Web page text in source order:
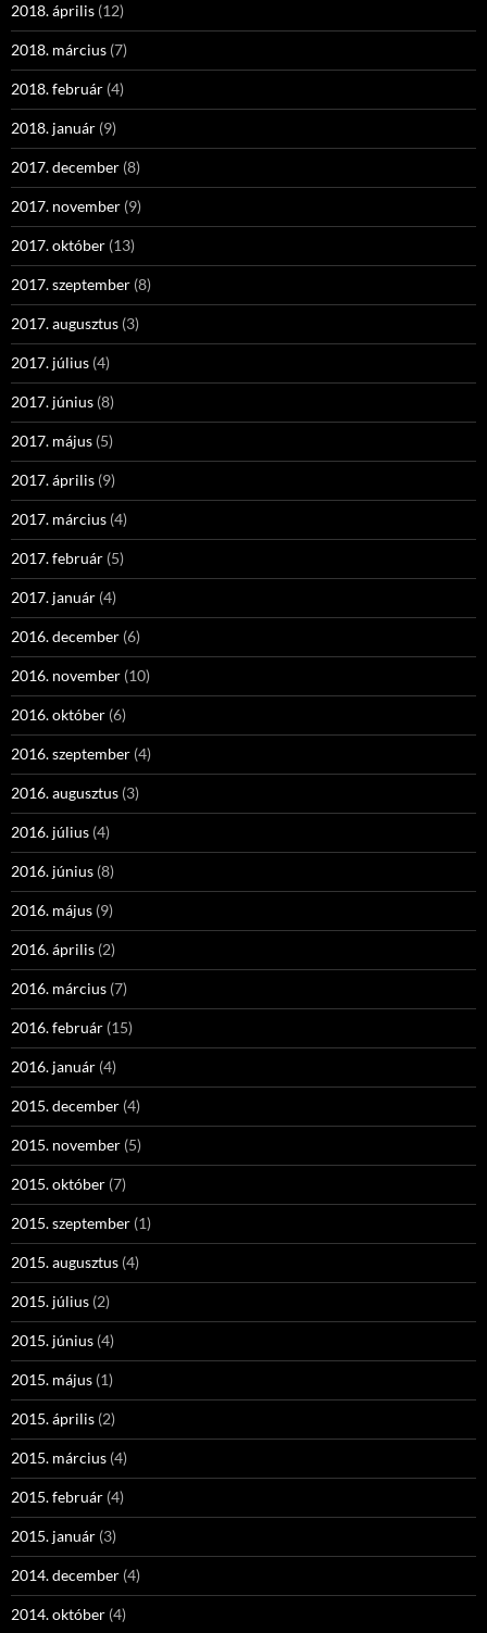
2018. április (12)
2018. március (7)
2018. február (4)
2018. január (9)
2017. december (8)
2017. november (9)
2017. október (13)
2017. szeptember (8)
2017. augusztus (3)
2017. július (4)
2017. június (8)
2017. május (5)
2017. április (9)
2017. március (4)
2017. február (5)
2017. január (4)
2016. december (6)
2016. november (10)
2016. október (6)
2016. szeptember (4)
2016. augusztus (3)
2016. július (4)
2016. június (8)
2016. május (9)
2016. április (2)
2016. március (7)
2016. február (15)
2016. január (4)
2015. december (4)
2015. november (5)
2015. október (7)
2015. szeptember (1)
2015. augusztus (4)
2015. július (2)
2015. június (4)
2015. május (1)
2015. április (2)
2015. március (4)
2015. február (4)
2015. január (3)
2014. december (4)
2014. október (4)